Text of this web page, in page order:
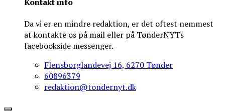
Da vi er en mindre redaktion, er det oftest nemmest
at kontakte os på mail eller på TønderNYTs
facebookside messenger.
Flensborglandevej 16, 6270 Tønder
60896379
redaktion@tondernyt.dk